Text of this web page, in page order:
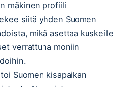
mäkinen profiili
siitä yhden Suomen
mikä asettaa kuskeille
verrattuna moniin
Suomen kisapaikan